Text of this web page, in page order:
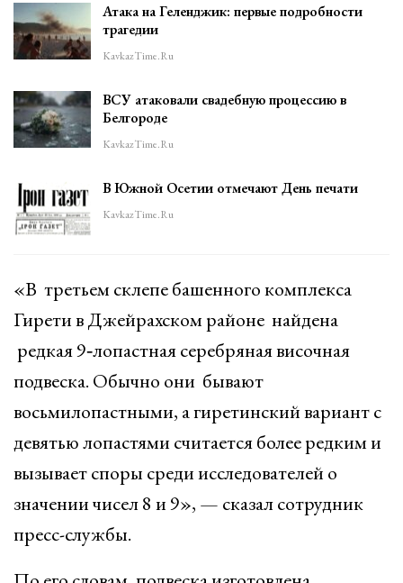
Атака на Геленджик: первые подробности
трагедии
KavkazTime.ru
ВСУ атаковали свадебную процессию в
Белгороде
KavkazTime.ru
В Южной Осетии отмечают День печати
KavkazTime.ru
«В третьем склепе башенного комплекса
Гирети в Джейрахском районе найдена
редкая 9‑лопастная серебряная височная
подвеска. Обычно они бывают
восьмилопастными, а гиретинский вариант с
девятью лопастями считается более редким и
вызывает споры среди исследователей о
значении чисел 8 и 9», — сказал сотрудник
пресс-службы.